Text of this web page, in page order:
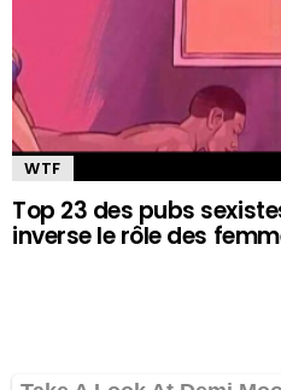
WTF
Top 23 des pubs
inverse le rôle des